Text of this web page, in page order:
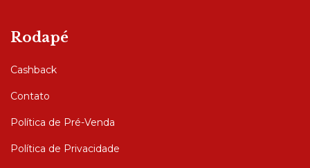
Rodapé
Cashback
Contato
Política de Pré-Venda
Política de Privacidade